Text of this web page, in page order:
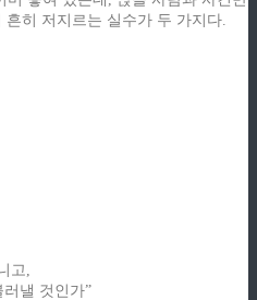
히 저지르는 실수가 두 가지다.
고,
낼 것인가”